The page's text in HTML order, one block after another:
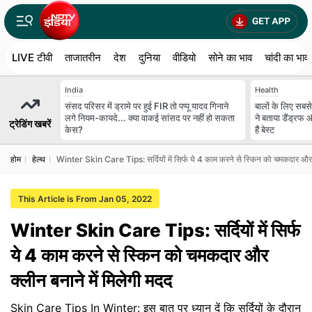
LIVE टीवी ताजातरीन देश दुनिया वीडियो सोने का भाव चांदी का भाव
ट्रेडिंग खबरें
India
संसद परिसर में ड्रामे पर हुई FIR तो पप्पू यादव गिनाने
लगे नियम-कायदे... क्या वाकई सांसद पर नहीं हो सकता
केस?
Health
बालों के लिए
ने बताया डैंड्रफ
हैं बेस्ट
होम हेल्थ Winter Skin Care Tips: सर्दियों में सिर्फ ये 4 काम करने से स्किन को चमकदार और
This Article is From Jan 05, 2022
Winter Skin Care Tips: सर्दियों में सिर्फ
ये 4 काम करने से स्किन को चमकदार और
क्लीन बनाने में मिलेगी मदद
Skin Care Tips In Winter: इस बात पर ध्यान दें कि सर्दियों के दौरान